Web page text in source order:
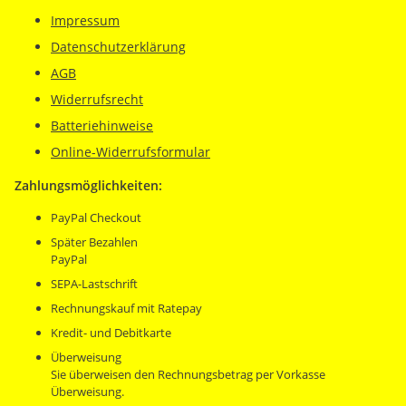
Impressum
Datenschutzerklärung
AGB
Widerrufsrecht
Batteriehinweise
Online-Widerrufsformular
Zahlungsmöglichkeiten:
PayPal Checkout
Später Bezahlen
PayPal
SEPA-Lastschrift
Rechnungskauf mit Ratepay
Kredit- und Debitkarte
Überweisung
Sie überweisen den Rechnungsbetrag per Vorkasse
Überweisung.